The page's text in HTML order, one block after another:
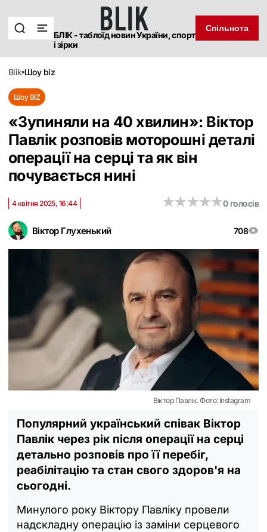
БЛІК - таблоїд новин України, спорт
і зірки
Спільнота
blik шоу biz
Шоу BIZ
«Зупиняли на 40 хвилин»: Віктор
Павлік розповів моторошні деталі
операції на серці та як він
почувається нині
Віктор Глухенький 708
4 квітня 2025, 16:44 ★★★★★
★★★★★0 голосів
Віктор Павлік. Фото: Instagram
Популярний український співак Віктор
Павлік через рік після операції на серці
детально розповів про її перебіг,
реабілітацію та стан свого здоров'я на
сьогодні.
Минулого року Віктору Павліку провели
надскладну операцію із заміни серцевого